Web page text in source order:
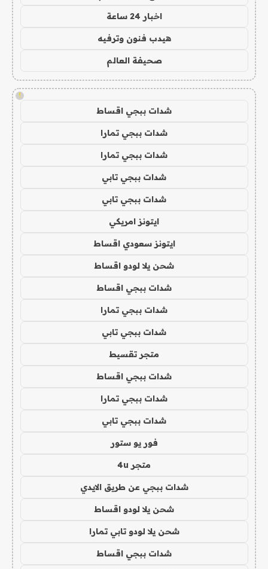
اخبار 24 ساعة
هيدب فنون وترفيه
صحيفة العالم
!
شدات ببجي اقساط
شدات ببجي تمارا
شدات ببجي تمارا
شدات ببجي تابي
شدات ببجي تابي
ايتونز امريكي
ايتونز سعودي اقساط
شحن يلا لودو اقساط
شدات ببجي اقساط
شدات ببجي تمارا
شدات ببجي تابي
متجر تقسيط
شدات ببجي اقساط
شدات ببجي تمارا
شدات ببجي تابي
فور يو ستور
متجر 4u
شدات ببجي عن طريق الايدي
شحن يلا لودو اقساط
شحن يلا لودو تابي تمارا
شدات ببجي اقساط